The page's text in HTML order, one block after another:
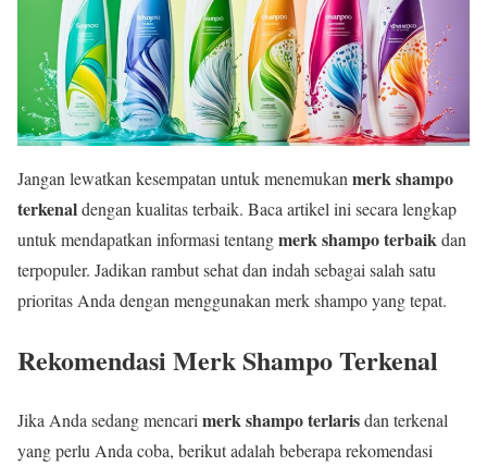
Jangan lewatkan kesempatan untuk menemukan merk shampo
terkenaldengan kualitas terbaik. Baca artikel ini secara lengkap
untuk mendapatkan informasi tentangmerk shampo terbaikdan
terpopuler. Jadikan rambut sehat dan indah sebagai salah satu
prioritas Anda dengan menggunakan merk shampo yang tepat.
Rekomendasi Merk Shampo Terkenal
Jika Anda sedang mencari merk shampo terlarisdan terkenal
yang perlu Anda coba, berikut adalah beberapa rekomendasi